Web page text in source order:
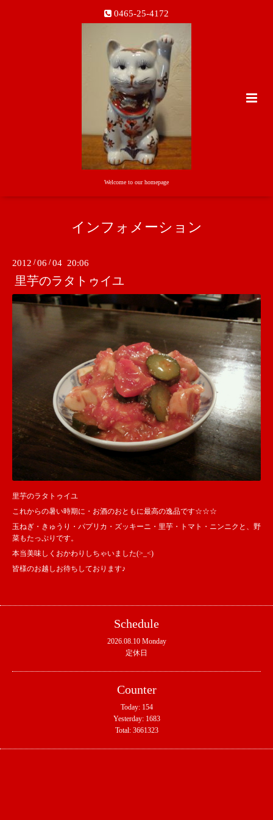
0465-25-4172
Welcome to our homepage
インフォメーション
2012 /06 /04 20:06
里芋のラタトゥイユ
里芋のラタトゥイユ
これからの暑い時期に・お酒のおともに最高の逸品です☆☆☆
玉ねぎ・きゅうり・パプリカ・ズッキーニ・里芋・トマト・ニンニクと、野
菜もたっぷりです。
本当美味しくおかわりしちゃいました(>_<)
皆様のお越しお待ちしております♪
Schedule
2026.08.10 Monday
定休日
Counter
Today: 154
Yesterday: 1683
Total: 3661323